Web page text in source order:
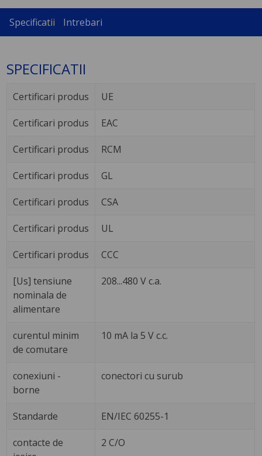
Specificatii Intrebari
SPECIFICATII
Certificari produs UE
Certificari produs EAC
Certificari produs RCM
Certificari produs GL
Certificari produs CSA
Certificari produs UL
Certificari produs CCC
[Us] tensiune
nominala de
alimentare
208...480 V c.a.
curentul minim
de comutare
10 mA la 5 V c.c.
conexiuni -
borne
conectori cu surub
Standarde EN/IEC 60255-1
contacte de
2 C/O